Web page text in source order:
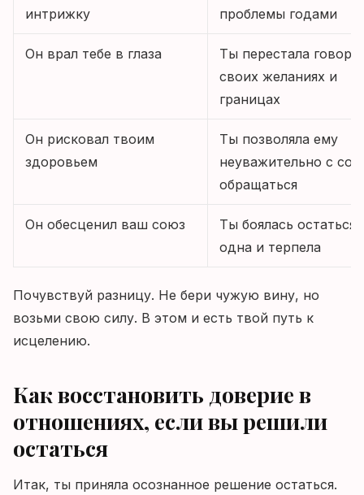
интрижку
проблемы годами
Он врал тебе в глаза
Ты перестала
своих желаниях и
границах
Он рисковал твоим
здоровьем
Ты позволяла ему
неуважительно с
обращаться
Он обесценил ваш союз
Ты боялась остаться
одна и терпела
Почувствуй разницу. Не бери чужую вину, но
возьми свою силу. В этом и есть твой путь к
исцелению.
Как восстановить доверие в
отношениях, если вы решили
остаться
Итак, ты приняла осознанное решение остаться.